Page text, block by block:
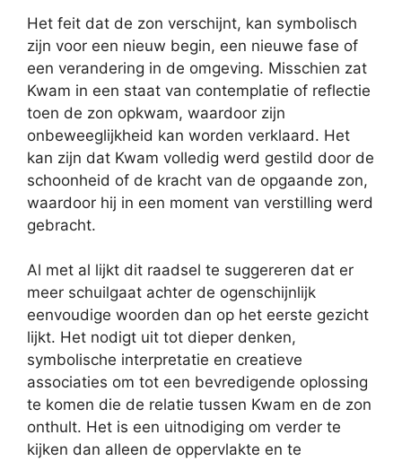
Het feit dat de zon verschijnt, kan symbolisch
zijn voor een nieuw begin, een nieuwe fase of
een verandering in de omgeving. Misschien zat
Kwam in een staat van contemplatie of reflectie
toen de zon opkwam, waardoor zijn
onbeweeglijkheid kan worden verklaard. Het
kan zijn dat Kwam volledig werd gestild door de
schoonheid of de kracht van de opgaande zon,
waardoor hij in een moment van verstilling werd
gebracht.
Al met al lijkt dit raadsel te suggereren dat er
meer schuilgaat achter de ogenschijnlijk
eenvoudige woorden dan op het eerste gezicht
lijkt. Het nodigt uit tot dieper denken,
symbolische interpretatie en creatieve
associaties om tot een bevredigende oplossing
te komen die de relatie tussen Kwam en de zon
onthult. Het is een uitnodiging om verder te
kijken dan alleen de oppervlakte en te